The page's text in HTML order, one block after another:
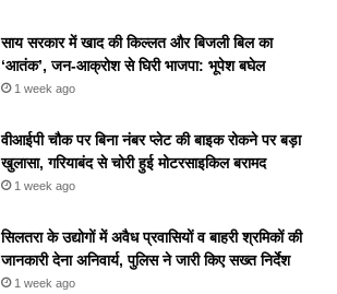
​साय सरकार में खाद की किल्लत और बिजली बिल का
‘आतंक’, जन-आक्रोश से घिरी भाजपा: भूपेश बघेल
1 week ago
वीआईपी चौक पर बिना नंबर प्लेट की बाइक रोकने पर बड़ा
खुलासा, गरियाबंद से चोरी हुई मोटरसाइकिल बरामद
1 week ago
सिलतरा के उद्योगों में अवैध प्रवासियों व बाहरी श्रमिकों की
जानकारी देना अनिवार्य, पुलिस ने जारी किए सख्त निर्देश
1 week ago